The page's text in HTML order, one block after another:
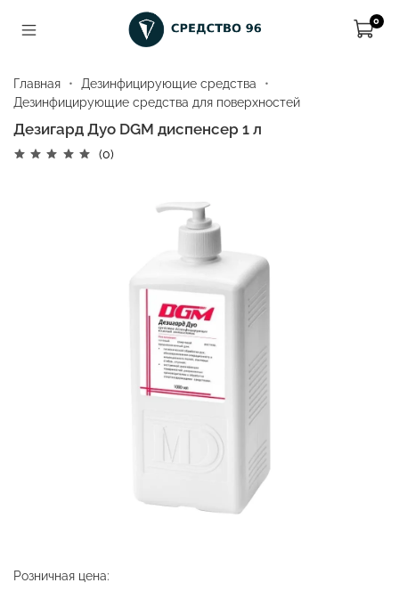
0
Главная
Дезинфицирующие средства
Дезинфицирующие средства для поверхностей
Дезигард Дуо DGM диспенсер 1 л
(0)
Розничная цена: